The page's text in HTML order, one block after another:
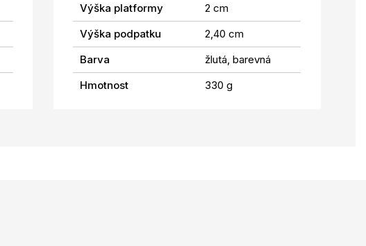
Výška platformy
2 cm
Výška podpatku
2,40 cm
Barva
žlutá, barevná
Hmotnost
330 g